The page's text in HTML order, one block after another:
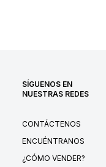
SÍGUENOS EN
NUESTRAS REDES
CONTÁCTENOS
ENCUÉNTRANOS
¿CÓMO VENDER?